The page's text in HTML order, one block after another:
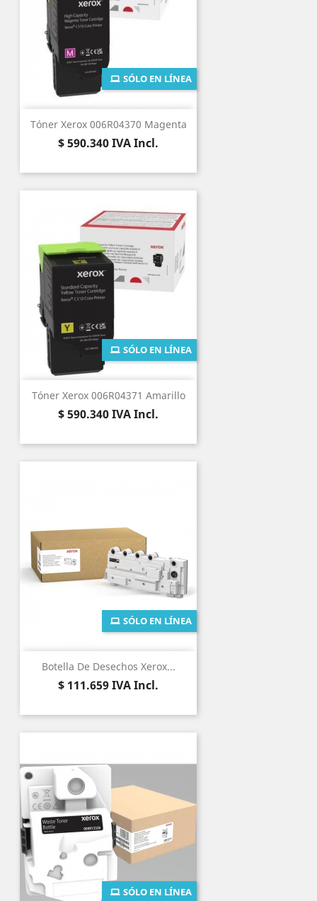
Tóner Xerox 006R04370 Magenta
Precio
$ 590.340IVA Incl.
SÓLO EN LÍNEA
Tóner Xerox 006R04371 Amarillo
Precio
$ 590.340IVA Incl.
SÓLO EN LÍNEA
Botella De Desechos Xerox...
Precio
$ 111.659IVA Incl.
SÓLO EN LÍNEA
SÓLO EN LÍNEA